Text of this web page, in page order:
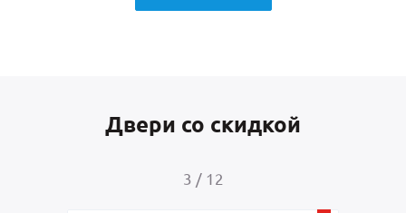
Двери со скидкой
3 / 12